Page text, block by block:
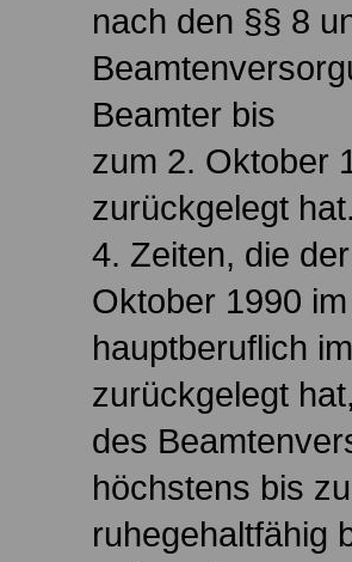
nach den §§ 8
Beamter bis
zum 2. Oktober
zurückgelegt
4. Zeiten, die
Oktober 1990
hauptberuflich
zurückgelegt
des
höchstens bis
ruhegehaltfähig